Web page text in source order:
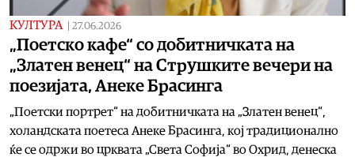
КУЛТУРА 27.06.2026
„Поетско кафе“ со добитничката на
„Златен венец“ на Струшките вечери на
поезијата, Анеке Брасинга
„Поетски портрет“ на добитничката на „Златен венец“,
холандската поетеса Анеке Брасинга, кој традиционално
ќе се одржи во црквата „Света Софија“ во Охрид, денеска